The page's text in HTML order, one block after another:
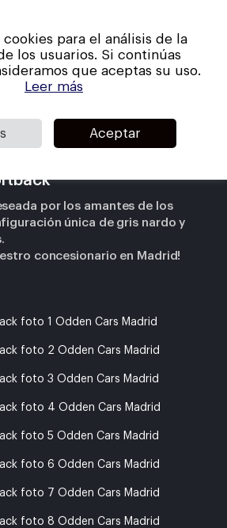
por los amantes de los
única de gris nardo y
concesionario en Madrid!
Close
para el análisis de la
los usuarios. Si continúas
que aceptas su uso.
Leer más
Aceptar